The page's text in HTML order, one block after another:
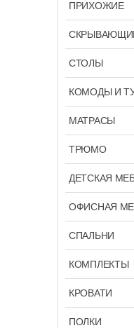
ПРИХОЖИЕ
СТОЛЫ
КОМОДЫ И
МАТРАСЫ
ТРЮМО
ДЕТСКАЯ
ОФИСНАЯ
СПАЛЬНИ
КОМПЛЕКТЫ
КРОВАТИ
ПОЛКИ